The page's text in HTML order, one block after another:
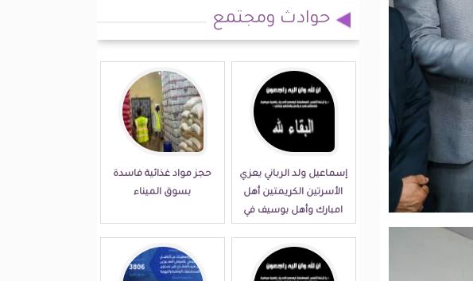
حوادث ومجتمع
إسماعيل ولد الرباني يعزي
الأسرتين الكريمتين أهل
امبارك وأهل بوسيف في
حجز مواد غذائية فاسدة
بسوق الميناء